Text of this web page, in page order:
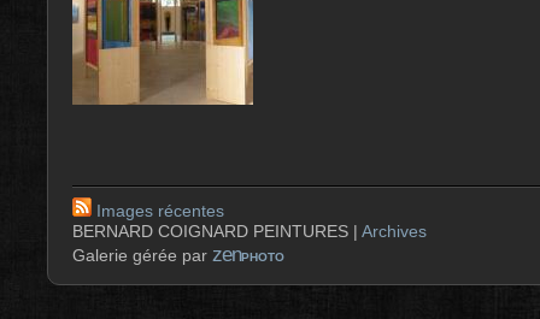
Images récentes
BERNARD COIGNARD PEINTURES | Archives
Galerie gérée par zenPHOTO